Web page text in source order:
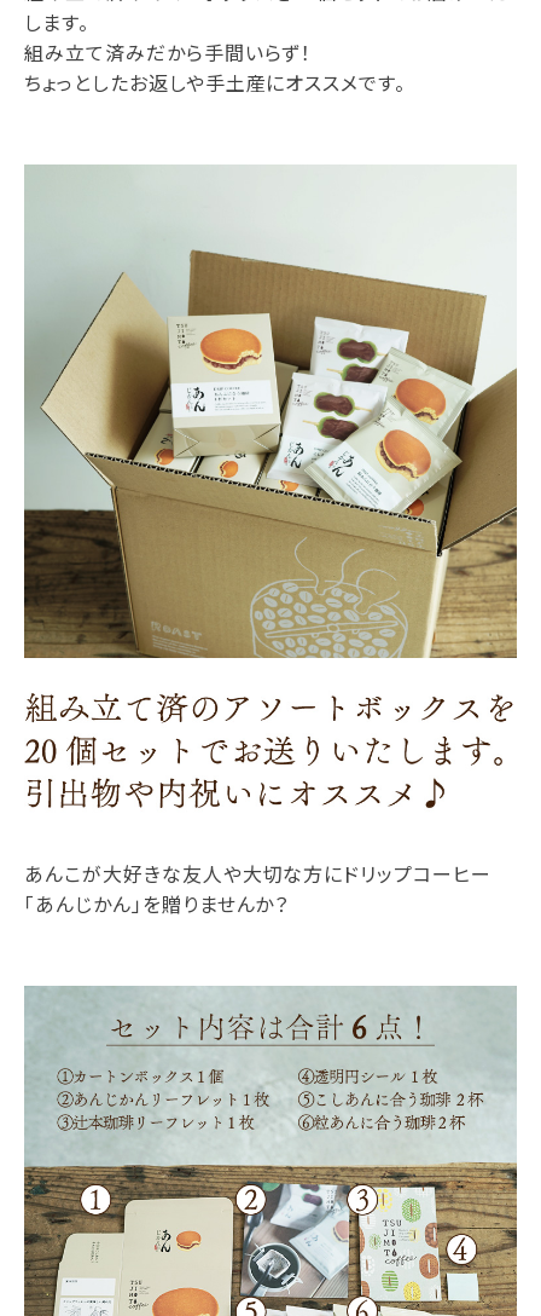
します。
組み立て済みだから手間いらず！
ちょっとしたお返しや手土産にオススメです。
あんこが大好きな友人や大切な方にドリップコーヒー
「あんじかん」を贈りませんか？